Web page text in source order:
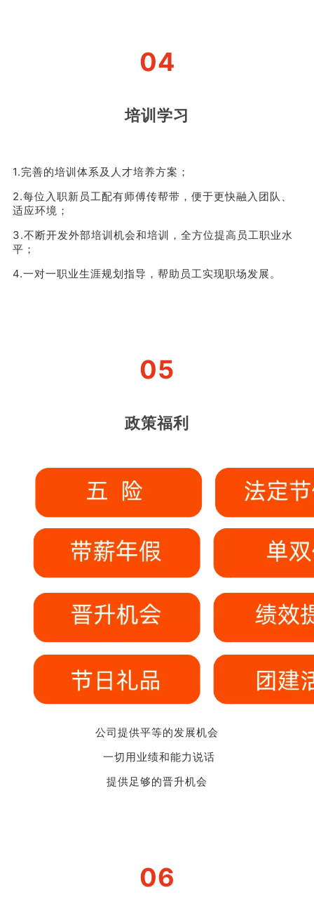
04
培训学习
1.完善的培训体系及人才培养方案；
2.每位入职新员工配有师傅传帮带，便于更快融入团队、
适应环境；
3.不断开发外部培训机会和培训，全方位提高员工职业水
平；
4.一对一职业生涯规划指导，帮助员工实现职场发展。
05
政策福利
公司提供平等的发展机会
一切用业绩和能力说话
提供足够的晋升机会
06